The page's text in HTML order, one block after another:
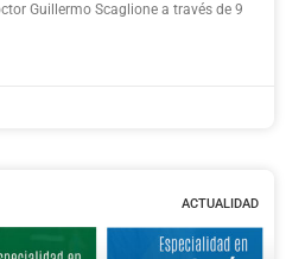
Guillermo Scaglione a través de 9
ACTUALIDAD